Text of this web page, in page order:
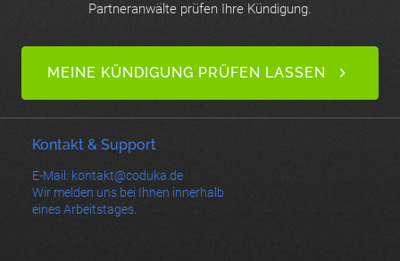
Partneranwälte prüfen Ihre Kündigung.
MEINE KÜNDIGUNG PRÜFEN LASSEN
Kontakt & Support
E-Mail: kontakt@coduka.de
Wir melden uns bei Ihnen innerhalb
eines Arbeitstages.